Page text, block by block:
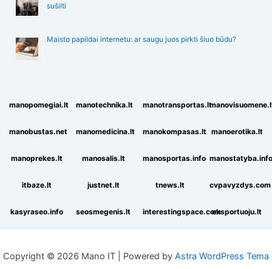
sušilti
Maisto papildai internetu: ar saugu juos pirkti šiuo būdu?
manopomegiai.lt manotechnika.lt manotransportas.lt
manobustas.net manomedicina.lt manokompasas.lt manoerotika.lt
manoprekes.lt manosalis.lt manosportas.info manostatyba.info
itbaze.lt justnet.lt tnews.lt cvpavyzdys.com
kasyraseo.info seosmegenis.lt interestingspace.comeksportuoju.lt
Copyright © 2026 Mano IT | Powered by Astra WordPress Tema